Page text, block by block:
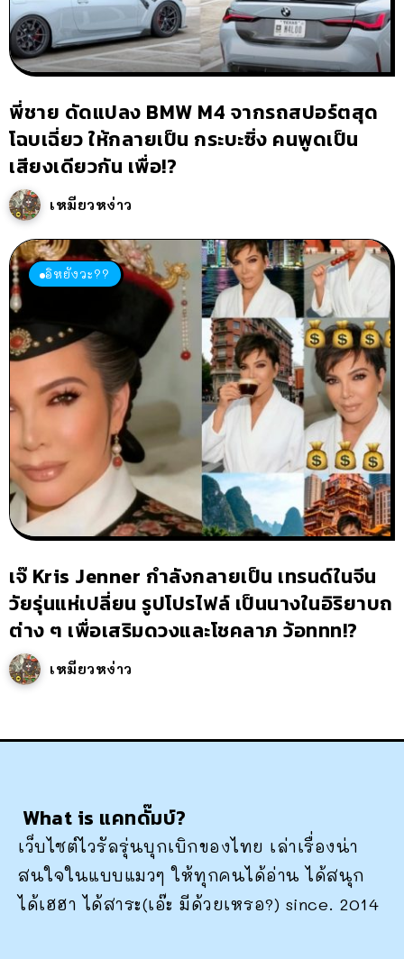
พี่ชาย ดัดแปลง BMW M4 จากรถสปอร์ตสุด
โฉบเฉี่ยว ให้กลายเป็น กระบะซิ่ง คนพูดเป็น
เสียงเดียวกัน เพื่อ!?
เหมียวหง่าว
อิหยังวะ??
เจ๊ Kris Jenner กำลังกลายเป็น เทรนด์ในจีน
วัยรุ่นแห่เปลี่ยน รูปโปรไฟล์ เป็นนางในอิริยาบถ
ต่าง ๆ เพื่อเสริมดวงและโชคลาภ ว้อททท!?
เหมียวหง่าว
What is แคทดั๊มบ์?
เว็บไซต์ไวรัลรุ่นบุกเบิกของไทย เล่าเรื่องน่า
สนใจในแบบแมวๆ ให้ทุกคนได้อ่าน ได้สนุก
ได้เฮฮา ได้สาระ(เอ๊ะ มีด้วยเหรอ?) since. 2014